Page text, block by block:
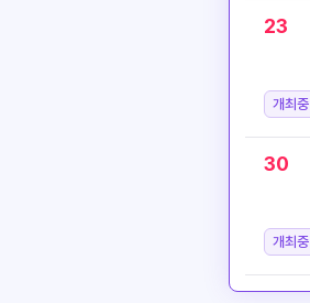
23
개최중
30
개최중